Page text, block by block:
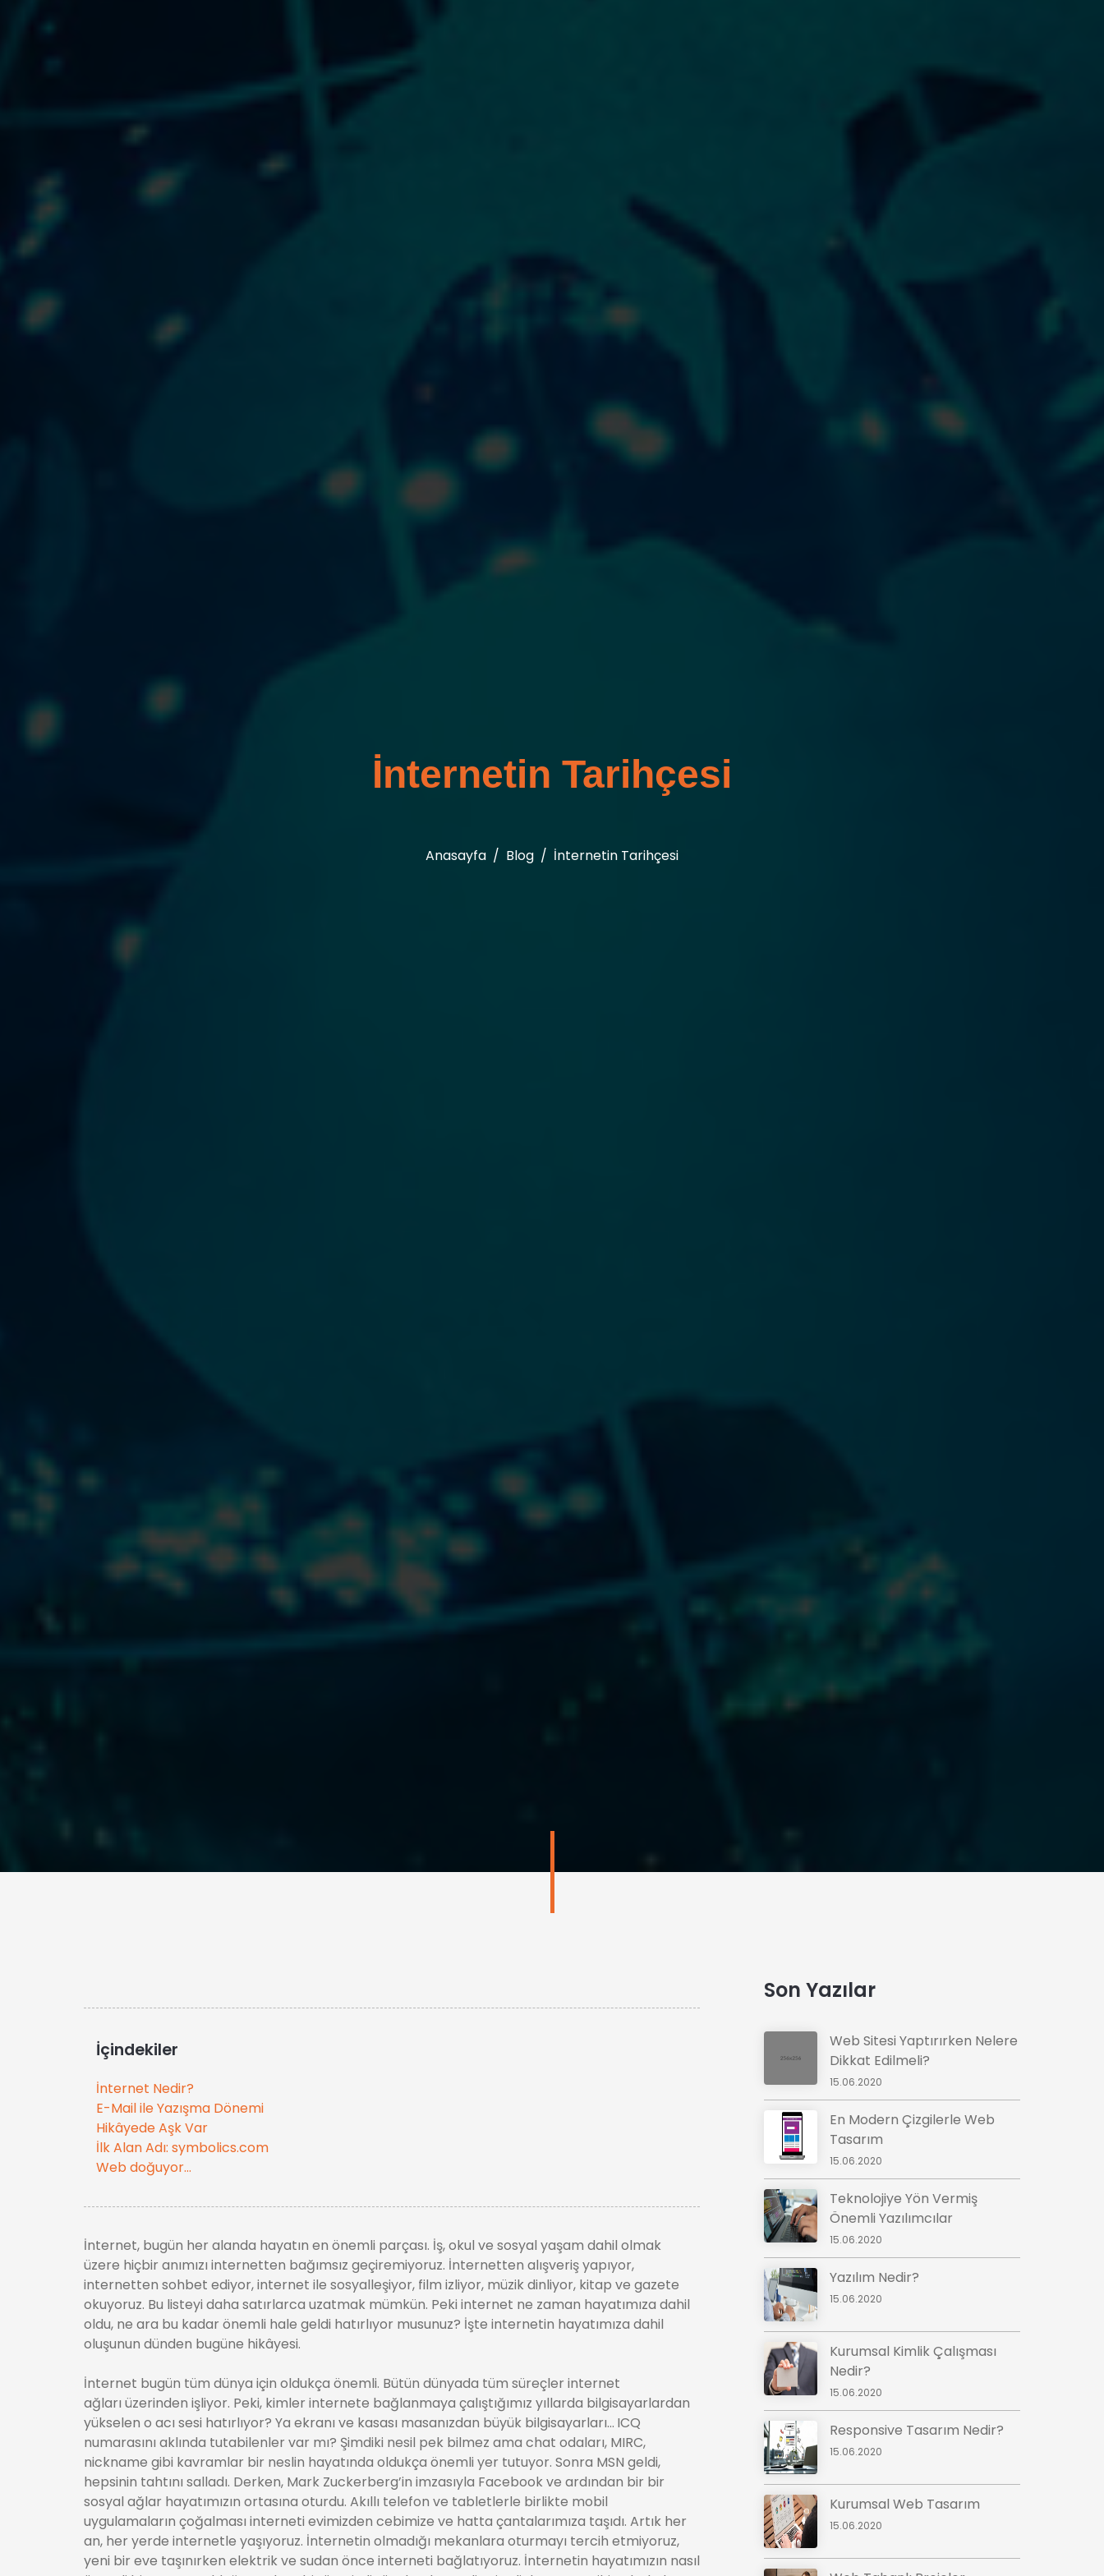
İnternetin Tarihçesi
Anasayfa Blog İnternetin Tarihçesi
İçindekiler
İnternet Nedir?
E-Mail ile Yazışma Dönemi
Hikâyede Aşk Var
İlk Alan Adı: symbolics.com
Web doğuyor…
İnternet, bugün her alanda hayatın en önemli parçası. İş, okul ve sosyal yaşam dahil olmak
üzere hiçbir anımızı internetten bağımsız geçiremiyoruz. İnternetten alışveriş yapıyor,
internetten sohbet ediyor, internet ile sosyalleşiyor, film izliyor, müzik dinliyor, kitap ve gazete
okuyoruz. Bu listeyi daha satırlarca uzatmak mümkün. Peki internet ne zaman hayatımıza dahil
oldu, ne ara bu kadar önemli hale geldi hatırlıyor musunuz? İşte internetin hayatımıza dahil
oluşunun dünden bugüne hikâyesi.
İnternet bugün tüm dünya için oldukça önemli. Bütün dünyada tüm süreçler internet
ağları üzerinden işliyor. Peki, kimler internete bağlanmaya çalıştığımız yıllarda bilgisayarlardan
yükselen o acı sesi hatırlıyor? Ya ekranı ve kasası masanızdan büyük bilgisayarları… ICQ
numarasını aklında tutabilenler var mı? Şimdiki nesil pek bilmez ama chat odaları, MIRC,
nickname gibi kavramlar bir neslin hayatında oldukça önemli yer tutuyor. Sonra MSN geldi,
hepsinin tahtını salladı. Derken, Mark Zuckerberg’in imzasıyla Facebook ve ardından bir bir
sosyal ağlar hayatımızın ortasına oturdu. Akıllı telefon ve tabletlerle birlikte mobil
uygulamaların çoğalması interneti evimizden cebimize ve hatta çantalarımıza taşıdı. Artık her
an, her yerde internetle yaşıyoruz. İnternetin olmadığı mekanlara oturmayı tercih etmiyoruz,
yeni bir eve taşınırken elektrik ve sudan önce interneti bağlatıyoruz. İnternetin hayatımızın nasıl
Son Yazılar
Web Sitesi Yaptırırken Nelere
Dikkat Edilmeli?
15.06.2020
En Modern Çizgilerle Web
Tasarım
15.06.2020
Teknolojiye Yön Vermiş
Önemli Yazılımcılar
15.06.2020
Yazılım Nedir?
15.06.2020
Kurumsal Kimlik Çalışması
Nedir?
15.06.2020
Responsive Tasarım Nedir?
15.06.2020
Kurumsal Web Tasarım
15.06.2020